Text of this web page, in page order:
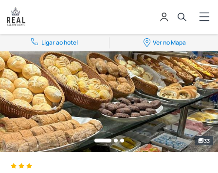
Ligar ao hotel Ver no Mapa
33